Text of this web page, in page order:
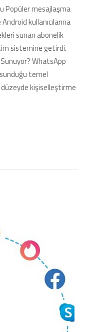
Türkiye’deki
Kullanıcılara
Sunuldu
için
Popüler mesajlaşma
kullanıcılarına
sunan abonelik
sistemine getirdi.
WhatsApp
temel
düzeyde kişiselleştirme